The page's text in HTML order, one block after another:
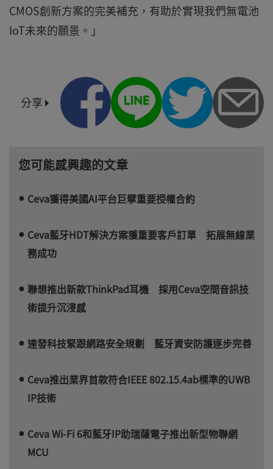
CMOS創新方案的完美補充，有助於實現我們無電池
IoT未來的願景。」
分享
您可能感興趣的文章
Ceva獲得美國AI平台巨擘重要授權合約
Ceva藍牙HDT解決方案獲重要客戶訂單 拓展無線業
務成功
聯想推出新款ThinkPad耳機 採用Ceva空間音訊技
術提升沉浸感
達發科技緊跟網路安全規劃 藍牙資安防護逐步完善
Ceva推出業界首款符合IEEE 802.15.4ab標準的UWB
IP技術
Ceva Wi-Fi 6和藍牙IP助瑞薩電子推出新型物聯網
MCU